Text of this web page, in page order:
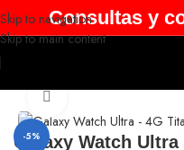
Skip to navigation
Skip to main content
Consultas y
-5%
Galaxy Watch